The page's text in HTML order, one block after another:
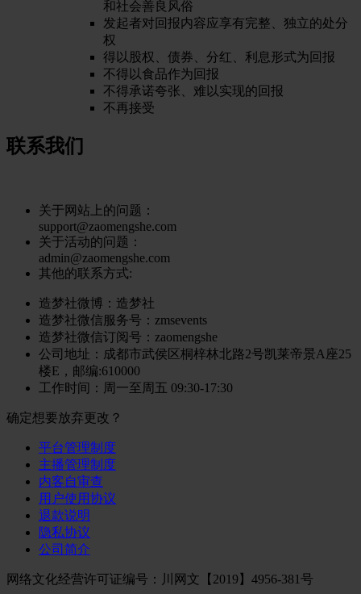
和社会善良风俗
发起者对回报内容应享有完整、独立的处分
权
得以股权、债券、分红、利息形式为回报
不得以食品作为回报
不得承诺夸张、难以实现的回报
不再接受
联系我们
关于网站上的问题：
support@zaomengshe.com
关于活动的问题：
admin@zaomengshe.com
其他的联系方式:
造梦社微博： 造梦社
造梦社微信服务号 ：zmsevents
造梦社微信订阅号 ：zaomengshe
公司地址 ：成都市武侯区桐梓林北路2号凯莱帝景A座25
楼E，邮编:610000
工作时间 ：周一至周五 09:30-17:30
确定想要放弃更改？
平台管理制度
主播管理制度
内客自审查
用户使用协议
退款说明
隐私协议
公司简介
网络文化经营许可证编号：川网文【2019】4956-381号